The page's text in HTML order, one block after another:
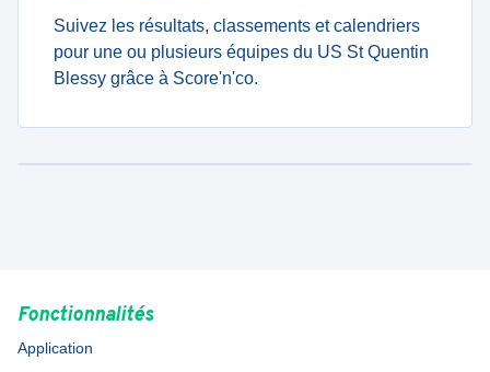
Suivez les résultats, classements et calendriers
pour une ou plusieurs équipes du US St Quentin
Blessy grâce à Score'n'co.
Fonctionnalités
Application